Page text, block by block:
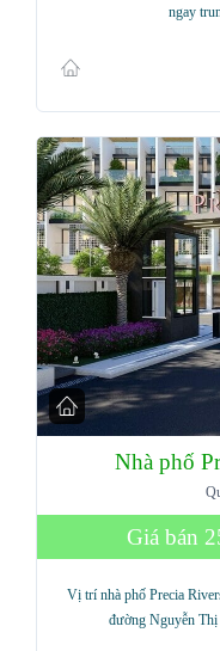
ngay
Nhà phố
Giá bán
Vị trí nhà phố Precia
đường Nguyễn